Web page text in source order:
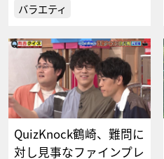
バラエティ
QuizKnock鶴崎、難問に
対し見事なファインプレ